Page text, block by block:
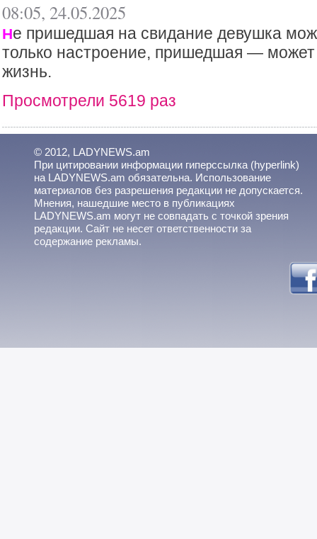
08:05, 24.05.2025
Не пришедшая на свидание девушка
только настроение, пришедшая — может
жизнь.
Просмотрели 5619 раз
© 2012, LADYNEWS.am
При цитировании информации гиперссылка (hyperlink)
на LADYNEWS.am обязательна. Использование
материалов без разрешения редакции не допускается.
Мнения, нашедшие место в публикациях
LADYNEWS.am могут не совпадать с точкой зрения
редакции. Сайт не несет ответственности за
содержание рекламы.